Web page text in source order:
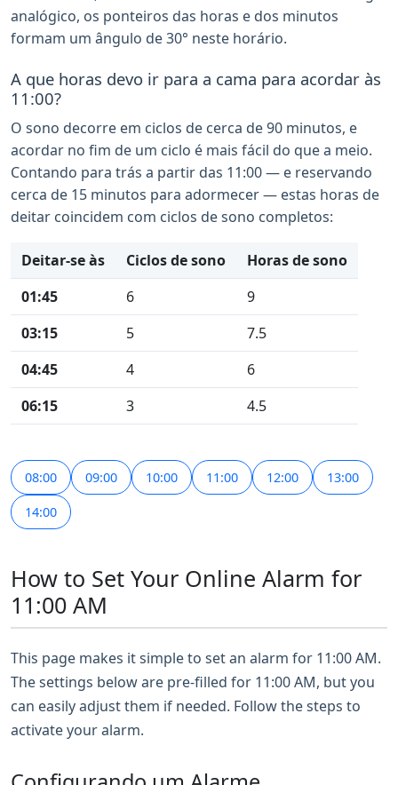
analógico, os ponteiros das horas e dos minutos
formam um ângulo de 30° neste horário.
A que horas devo ir para a cama para acordar às
11:00?
O sono decorre em ciclos de cerca de 90 minutos, e
acordar no fim de um ciclo é mais fácil do que a meio.
Contando para trás a partir das 11:00 — e reservando
cerca de 15 minutos para adormecer — estas horas de
deitar coincidem com ciclos de sono completos:
Deitar-se às Ciclos de sono
Horas de sono
01:45
6
9
03:15
5
7.5
04:45
4
6
06:15
3 4.5
08:00 09:00 10:00 11:00 12:00 13:00
14:00
How to Set Your Online Alarm for
11:00 AM
This page makes it simple to set an alarm for 11:00 AM.
The settings below are pre-filled for 11:00 AM, but you
can easily adjust them if needed. Follow the steps to
activate your alarm.